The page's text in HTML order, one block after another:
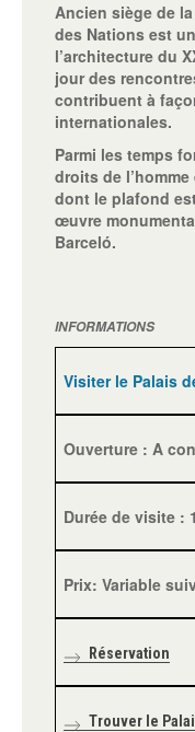
Ancien siège de
des Nations est
l’architecture du
jour des
contribuent à
internationales.
Parmi les temps
droits de
dont le plafond
œuvre
Barceló.
INFORMATIONS
Visiter le Palais
Ouverture : A
Durée de visite :
Prix: Variable
Réservation
Trouver le